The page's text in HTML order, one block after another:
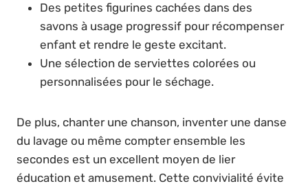
Des petites figurines cachées dans des
savons à usage progressif pour récompenser
enfant et rendre le geste excitant.
Une sélection de serviettes colorées ou
personnalisées pour le séchage.
De plus, chanter une chanson, inventer une danse
du lavage ou même compter ensemble les
secondes est un excellent moyen de lier
éducation et amusement. Cette convivialité évite